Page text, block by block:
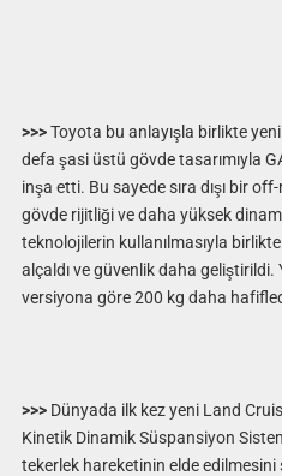
>>>Toyota bu anlayışla birlikte
defa şasi üstü gövde tasarımıyla
inşa etti. Bu sayede sıra dışı bir
gövde rijitliği ve daha yüksek
teknolojilerin kullanılmasıyla birlikte
alçaldı ve güvenlik daha geliştirildi.
versiyona göre 200 kg daha
>>>Dünyada ilk kez yeni Land
Kinetik Dinamik Süspansiyon
tekerlek hareketinin elde